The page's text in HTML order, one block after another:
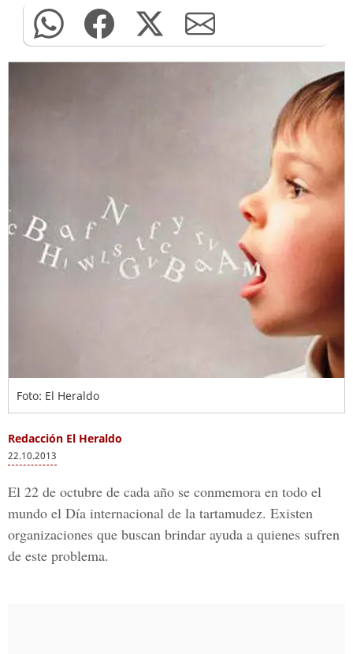
Foto: El Heraldo
Redacción El Heraldo
22.10.2013
El 22 de octubre de cada año se conmemora en todo el
mundo el Día internacional de la tartamudez. Existen
organizaciones que buscan brindar ayuda a quienes sufren
de este problema.